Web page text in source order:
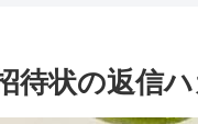
待状の返信